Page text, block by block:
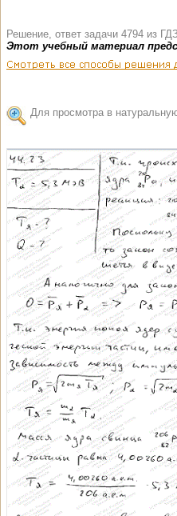
Решение, ответ задачи 4794 из
Этот учебный материал
Для просмотра в